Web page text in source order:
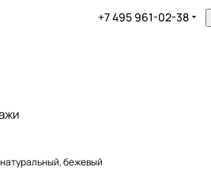
+7 495 961-02-38
бежевый